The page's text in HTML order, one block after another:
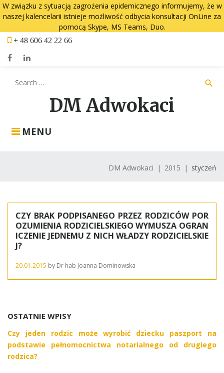
W związku z sytuacją zagrożenia epidemicznego informujemy, że w
naszej kalencelarii istnieje możliwość odbycia konsultacji OnLine za
pomocą Skype, MS Teams, Duo.
Skip
content
+ 48 606 42 22 66
DM Adwokaci
MENU
Search
search
DM Adwokaci | 2015 | styczeń
styczeń
2015
CZY BRAK PODPISANEGO PRZEZ RODZICÓW POR
OZUMIENIA RODZICIELSKIEGO WYMUSZA OGRAN
ICZENIE JEDNEMU Z NICH WŁADZY RODZICIELSKIE
J?
20.01.2015 by Dr hab Joanna Dominowska
OSTATNIE WPISY
Czy jeden rodzic może wyrobić dziecku paszport na
podstawie pełnomocnictwa notarialnego od drugiego
rodzica?